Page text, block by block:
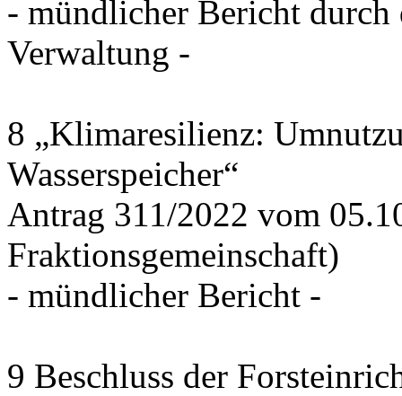
- mündlicher Bericht
Verwaltung -
8 „Klimaresilienz:
Wasserspeicher“
Antrag 311/2022 vom
Fraktionsgemeinschaft)
- mündlicher Bericht -
9 Beschluss der